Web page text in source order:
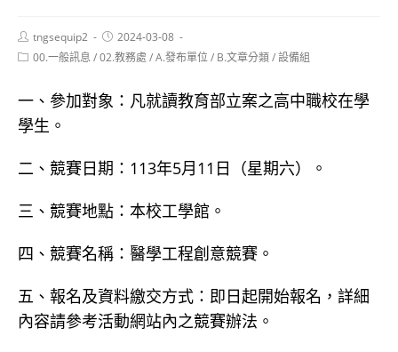
Post
author:
tngsequip2
Post
published:
2024-03-08
Post00.一般訊息 /02.教務處 /A.發布單位/ B.文章分類/設備組
一、參加對象：凡就讀教育部立案之高中職校在學
學生。
二、競賽日期：113年5月11日（星期六）。
三、競賽地點：本校工學館。
四、競賽名稱：醫學工程創意競賽。
五、報名及資料繳交方式：即日起開始報名，詳細
內容請參考活動網站內之競賽辦法。